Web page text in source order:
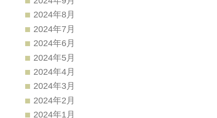
2024年8月
2024年7月
2024年6月
2024年5月
2024年4月
2024年3月
2024年2月
2024年1月